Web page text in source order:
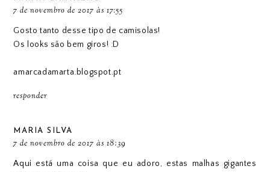
7 de novembro de 2017 às 17:55
Gosto tanto desse tipo de camisolas!
Os looks são bem giros! :D
amarcadamarta.blogspot.pt
responder
MARIA SILVA
7 de novembro de 2017 às 18:39
Aqui está uma coisa que eu adoro, estas malhas gigantes